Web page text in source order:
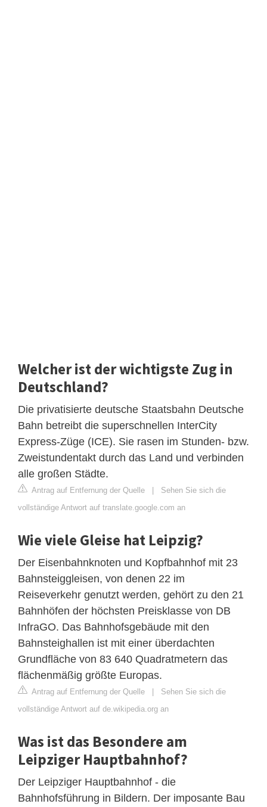
Welcher ist der wichtigste Zug in
Deutschland?
Die privatisierte deutsche Staatsbahn Deutsche
Bahn betreibt die superschnellen InterCity
Express-Züge (ICE). Sie rasen im Stunden- bzw.
Zweistundentakt durch das Land und verbinden
alle großen Städte.
Antrag auf Entfernung der Quelle | Sehen Sie sich die
vollständige Antwort auf translate.google.com an
Wie viele Gleise hat Leipzig?
Der Eisenbahnknoten und Kopfbahnhof mit 23
Bahnsteiggleisen, von denen 22 im
Reiseverkehr genutzt werden, gehört zu den 21
Bahnhöfen der höchsten Preisklasse von DB
InfraGO. Das Bahnhofsgebäude mit den
Bahnsteighallen ist mit einer überdachten
Grundfläche von 83 640 Quadratmetern das
flächenmäßig größte Europas.
Antrag auf Entfernung der Quelle | Sehen Sie sich die
vollständige Antwort auf de.wikipedia.org an
Was ist das Besondere am
Leipziger Hauptbahnhof?
Der Leipziger Hauptbahnhof - die
Bahnhofsführung in Bildern. Der imposante Bau